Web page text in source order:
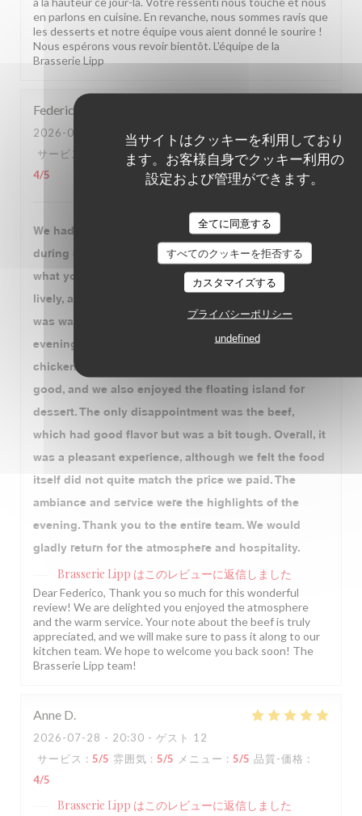
当サイトはクッキーを利用しており
ます。お客様自身でクッキー利用の
設定および管理ができます。
全てに同意する
すべてのクッキーを拒否する
カスタマイズする
プライバシーポリシー
undefined
en parlons en cuisine. En revanche, nous sommes ravis que
les desserts et notre équipe vous aient donné le sourire !
Nous espérons vous revoir bientôt. L'équipe de la
Brasserie Lipp
Federico
2026-07-30
- 20:00 - ゲスト 3
サービス
雰囲気: /5 メニュー : 4/5 品質-価格 :
4/5
We had a very enjoyable dinner at Brasserie Lipp
during our visit to Paris. The atmosphere is exactly
what you expect from a historic Parisian brasserie:
lively, authentic, and full of character. The service
was warm, attentive, and professional throughout the
evening. We started with the leeks, followed by duck,
chicken, and beef. The duck and chicken were very
good, and we also enjoyed the floating island for
dessert. The only disappointment was the beef,
which had good flavor but was a bit tough. Overall, it
was a pleasant experience, although we felt the food
itself did not quite match the price we paid. The
ambiance and service were the highlights of the
evening. Thank you to the entire team. We would
gladly return for the atmosphere and hospitality.
Brasserie Lipp はこのレビューに返信しました
Dear Federico, Thank you so much for this wonderful
review! We are delighted you enjoyed the atmosphere
and the warm service. Your note about the beef is truly
appreciated, and we will make sure to pass it along to our
kitchen team. We hope to welcome you back soon! The
Brasserie Lipp team!
Anne D
2026-07-28 - 20:30 - ゲスト 12
サービス : 5/5 雰囲気 : 5/5 メニュー : 5/5 品質-価格 :
4/5
Brasserie Lipp はこのレビューに返信しました